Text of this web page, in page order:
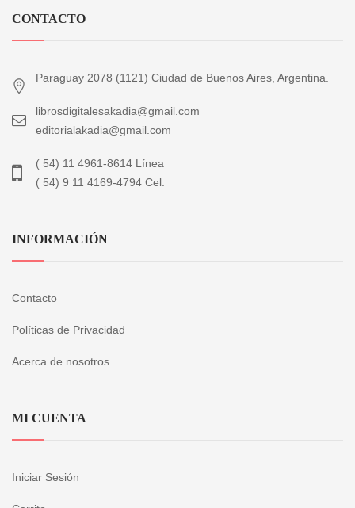
CONTACTO
Paraguay 2078 (1121) Ciudad de Buenos Aires, Argentina.
librosdigitalesakadia@gmail.com
editorialakadia@gmail.com
( 54) 11 4961-8614 Línea
( 54) 9 11 4169-4794 Cel.
INFORMACIÓN
Contacto
Políticas de Privacidad
Acerca de nosotros
MI CUENTA
Iniciar Sesión